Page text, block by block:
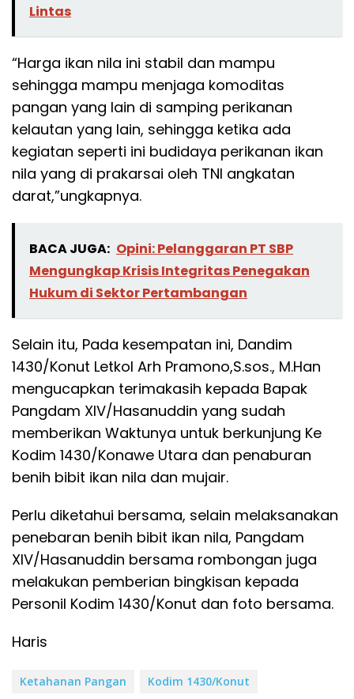
Lintas
“Harga ikan nila ini stabil dan mampu
sehingga mampu menjaga komoditas
pangan yang lain di samping perikanan
kelautan yang lain, sehingga ketika ada
kegiatan seperti ini budidaya perikanan ikan
nila yang di prakarsai oleh TNI angkatan
darat,”ungkapnya.
BACA JUGA: Opini: Pelanggaran PT SBP
Mengungkap Krisis Integritas Penegakan
Hukum di Sektor Pertambangan
Selain itu, Pada kesempatan ini, Dandim
1430/Konut Letkol Arh Pramono,S.sos., M.Han
mengucapkan terimakasih kepada Bapak
Pangdam XIV/Hasanuddin yang sudah
memberikan Waktunya untuk berkunjung Ke
Kodim 1430/Konawe Utara dan penaburan
benih bibit ikan nila dan mujair.
Perlu diketahui bersama, selain melaksanakan
penebaran benih bibit ikan nila, Pangdam
XIV/Hasanuddin bersama rombongan juga
melakukan pemberian bingkisan kepada
Personil Kodim 1430/Konut dan foto bersama.
Haris
Ketahanan Pangan Kodim 1430/Konut